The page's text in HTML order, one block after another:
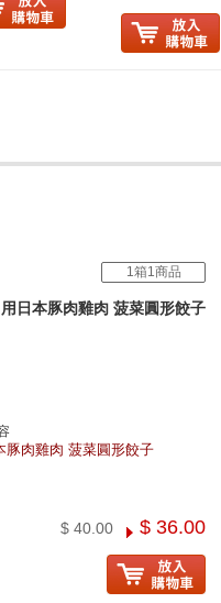
1箱1商品
用日本豚肉雞肉 菠菜圓形餃子
豚肉雞肉 菠菜圓形餃子
$ 40.00 $ 36.00